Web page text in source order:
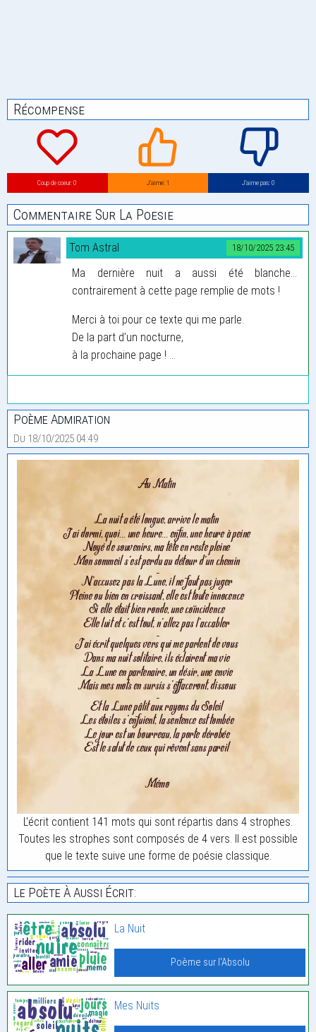
Récompense
Coup de coeur: 0 J’aime: 1 J’aime pas: 0
Commentaire Sur La Poesie
18/10/2025 23:45
Tom Astral
Ma dernière nuit a aussi été blanche...
contrairement à cette page remplie de mots !
Merci à toi pour ce texte qui me parle.
De la part d’un nocturne,
à la prochaine page ! ...
Poème Admiration
Du 18/10/2025 04:49
L'écrit contient 141 mots qui sont répartis dans 4 strophes.
Toutes les strophes sont composés de 4 vers. Il est possible
que le texte suive une forme de poésie classique.
Le Poète À Aussi Écrit:
La Nuit
Poème sur l'Absolu
Mes Nuits